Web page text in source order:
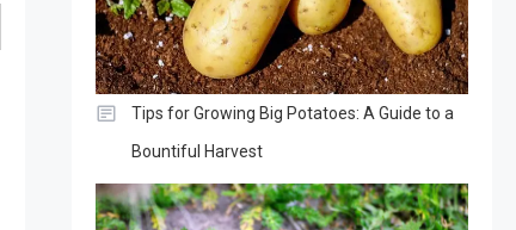
Tips for Growing Big Potatoes: A Guide to a
Bountiful Harvest